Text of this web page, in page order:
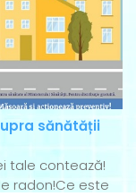
sănătății
tale contează!
radon!Ce este